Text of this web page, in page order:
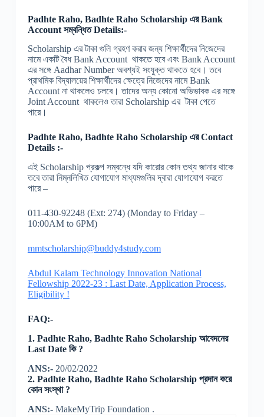
Padhte Raho, Badhte Raho Scholarship এর Bank
Account সম্বন্ধিত Details:-
Scholarship এর টাকা গুলি গ্রহণ করার জন্য শিক্ষার্থীদের নিজেদের
নামে একটি বৈধ Bank Account থাকতে হবে এবং Bank Account
এর সঙ্গে Aadhar Number অবশ্যই সংযুক্ত থাকতে হবে। তবে
প্রাথমিক বিদ্যালয়ের শিক্ষার্থীদের ক্ষেত্রে নিজেদের নামে Bank
Account না থাকলেও চলবে। তাদের অন্য কোনো অভিভাবক এর সঙ্গে
Joint Account থাকলেও তারা Scholarship এর টাকা পেতে
পারে।
Padhte Raho, Badhte Raho Scholarship এরContact
Details :-
এই Scholarship প্রকল্প সম্বন্ধে যদি কারোর কোন তথ্য জানার থাকে
তবে তারা নিম্নলিখিত যোগাযোগ মাধ্যমগুলির দ্বারা যোগাযোগ করতে
পারে –
011-430-92248 (Ext: 274) (Monday to Friday –
10:00AM to 6PM)
mmtscholarship@buddy4study.com
Abdul Kalam Technology Innovation National
Fellowship 2022-23 : Last Date, Application Process,
Eligibility !
FAQ:-
1. Padhte Raho, Badhte Raho Scholarshipআবেদনের
Last Date কি ?
ANS:- 20/02/2022
2. Padhte Raho, Badhte Raho Scholarship প্রদান করে
কোন সংস্থা ?
ANS:- MakeMyTrip Foundation .